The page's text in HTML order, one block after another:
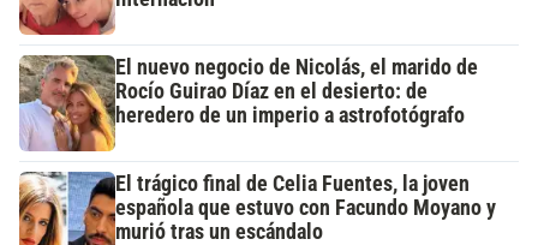
El nuevo negocio de Nicolás, el marido de
Rocío Guirao Díaz en el desierto: de
heredero de un imperio a astrofotógrafo
El trágico final de Celia Fuentes, la joven
española que estuvo con Facundo Moyano y
murió tras un escándalo